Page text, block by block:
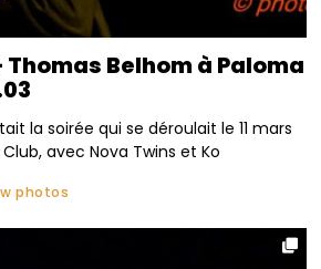
Belhom à Paloma
la soirée qui se déroulait le 11 mars
avec Nova Twins et Ko
photos